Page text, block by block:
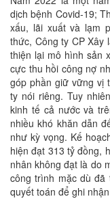
dịch bệnh Covid-19;
xấu, lãi xuất và lạm
thức, Công ty CP Xây
thiện lại mô hình sản
cực thu hồi công nợ
góp phần giữ vững vị
ty nói riêng. Tuy
kinh tế cả nước và
nhiều khó khăn dẫn
như kỳ vọng. Kế
hiện đạt 313 tỷ đồng,
nhân không đạt là do
công trình mặc dù đã
quyết toán để ghi